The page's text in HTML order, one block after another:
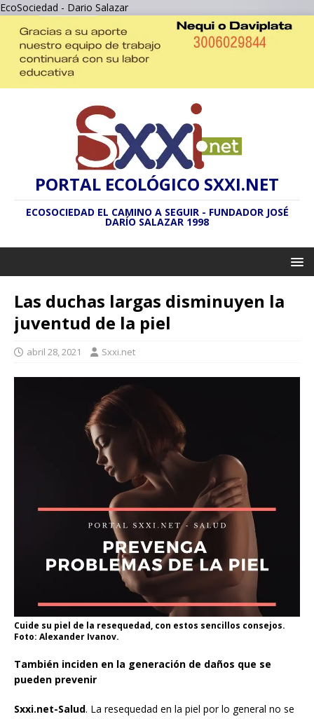
EcoSociedad - Dario Salazar
PORTAL ECOLÓGICO SXXI.NET
ECOSOCIEDAD EL CAMINO A SEGUIR - FUNDADOR JOSÉ
DARÍO SALAZAR 1998
Las duchas largas disminuyen la
juventud de la piel
abril 28, 2021 Sxxi.net
Cuide su piel de la resequedad, con estos sencillos consejos.
Foto: Alexander Ivanov.
También inciden en la generación de daños que se
pueden prevenir
Sxxi.net-Salud. La resequedad en la piel por lo general no se